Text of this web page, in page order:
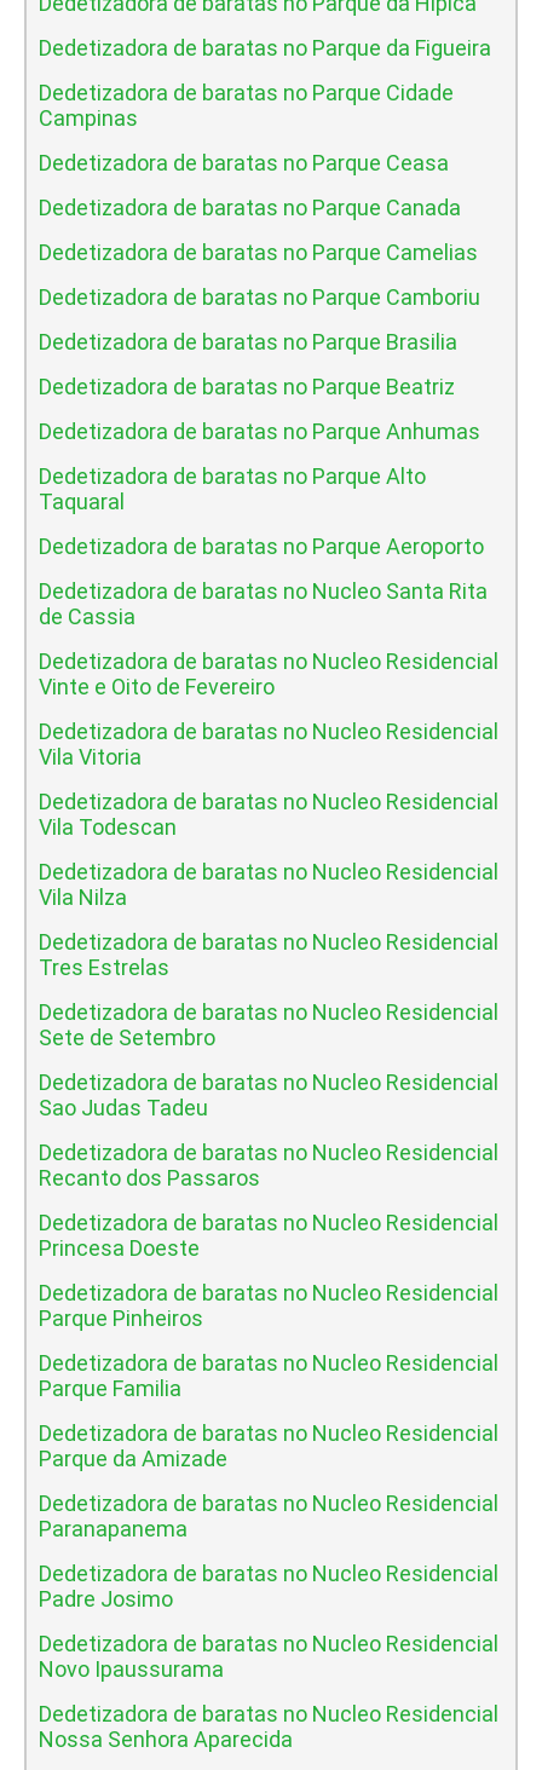
Dedetizadora de baratas no Parque da Figueira
Dedetizadora de baratas no Parque Cidade
Campinas
Dedetizadora de baratas no Parque Ceasa
Dedetizadora de baratas no Parque Canada
Dedetizadora de baratas no Parque Camelias
Dedetizadora de baratas no Parque Camboriu
Dedetizadora de baratas no Parque Brasilia
Dedetizadora de baratas no Parque Beatriz
Dedetizadora de baratas no Parque Anhumas
Dedetizadora de baratas no Parque Alto
Taquaral
Dedetizadora de baratas no Parque Aeroporto
Dedetizadora de baratas no Nucleo Santa Rita
de Cassia
Dedetizadora de baratas no Nucleo Residencial
Vinte e Oito de Fevereiro
Dedetizadora de baratas no Nucleo Residencial
Vila Vitoria
Dedetizadora de baratas no Nucleo Residencial
Vila Todescan
Dedetizadora de baratas no Nucleo Residencial
Vila Nilza
Dedetizadora de baratas no Nucleo Residencial
Tres Estrelas
Dedetizadora de baratas no Nucleo Residencial
Sete de Setembro
Dedetizadora de baratas no Nucleo Residencial
Sao Judas Tadeu
Dedetizadora de baratas no Nucleo Residencial
Recanto dos Passaros
Dedetizadora de baratas no Nucleo Residencial
Princesa Doeste
Dedetizadora de baratas no Nucleo Residencial
Parque Pinheiros
Dedetizadora de baratas no Nucleo Residencial
Parque Familia
Dedetizadora de baratas no Nucleo Residencial
Parque da Amizade
Dedetizadora de baratas no Nucleo Residencial
Paranapanema
Dedetizadora de baratas no Nucleo Residencial
Padre Josimo
Dedetizadora de baratas no Nucleo Residencial
Novo Ipaussurama
Dedetizadora de baratas no Nucleo Residencial
Nossa Senhora Aparecida